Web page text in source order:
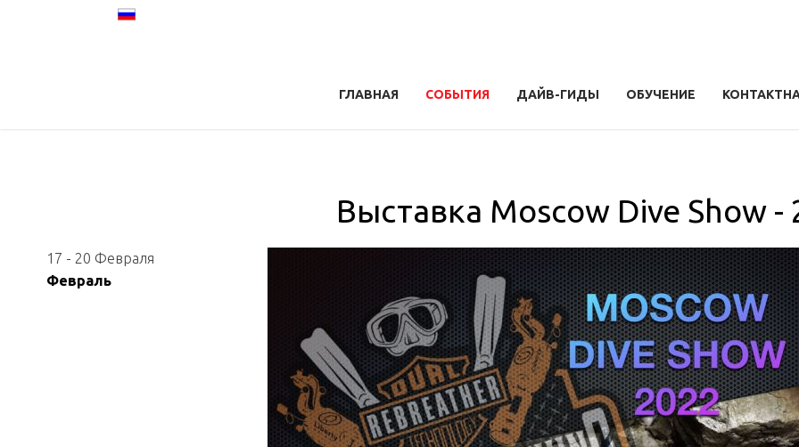
ГЛАВНАЯ СОБЫТИЯ ДАЙВ-ГИДЫ ОБУЧЕНИЕ
Выставка Moscow Dive Show -
17 - 20 Февраля
Февраль